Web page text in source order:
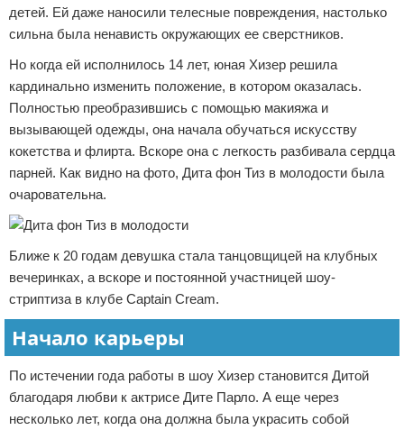
детей. Ей даже наносили телесные повреждения, настолько
сильна была ненависть окружающих ее сверстников.
Но когда ей исполнилось 14 лет, юная Хизер решила
кардинально изменить положение, в котором оказалась.
Полностью преобразившись с помощью макияжа и
вызывающей одежды, она начала обучаться искусству
кокетства и флирта. Вскоре она с легкость разбивала сердца
парней. Как видно на фото, Дита фон Тиз в молодости была
очаровательна.
Ближе к 20 годам девушка стала танцовщицей на клубных
вечеринках, а вскоре и постоянной участницей шоу-
стриптиза в клубе Captain Cream.
Начало карьеры
По истечении года работы в шоу Хизер становится Дитой
благодаря любви к актрисе Дите Парло. А еще через
несколько лет, когда она должна была украсить собой